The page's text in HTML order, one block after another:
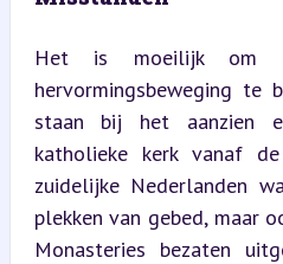
Het is moeilijk om
hervormingsbeweging te
staan bij het aanzien
katholieke kerk vanaf
zuidelijke Nederlanden
plekken van gebed, maar
Monasteries bezaten